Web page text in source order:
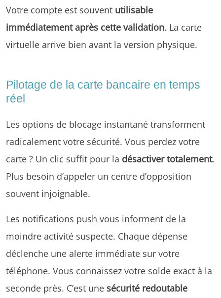
Votre compte est souvent utilisable
immédiatement après cette validation. La carte
virtuelle arrive bien avant la version physique.
Pilotage de la carte bancaire en temps
réel
Les options de blocage instantané transforment
radicalement votre sécurité. Vous perdez votre
carte ? Un clic suffit pour la désactiver totalement.
Plus besoin d’appeler un centre d’opposition
souvent injoignable.
Les notifications push vous informent de la
moindre activité suspecte. Chaque dépense
déclenche une alerte immédiate sur votre
téléphone. Vous connaissez votre solde exact à la
seconde près. C’est une sécurité redoutable